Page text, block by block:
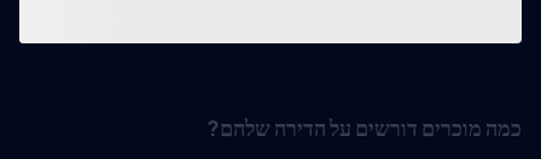
כמה מוכרים דורשים על הדירה שלהם?